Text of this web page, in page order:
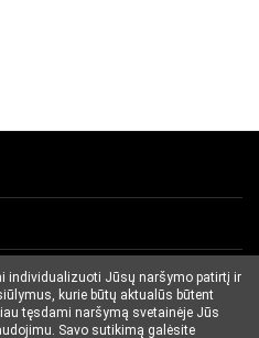
individualizuoti Jūsų naršymo patirtį ir
kurie būtų aktualūs būtent
tęsdami naršymą svetainėje Jūs
Savo sutikimą galėsite